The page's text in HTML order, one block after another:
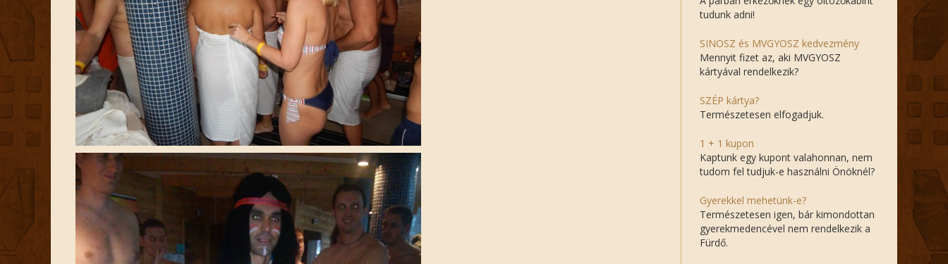
tudunk adni!
SINOSZ és MVGYOSZ kedvezmény
Mennyit fizet az, aki MVGYOSZ
kártyával rendelkezik?
SZÉP kártya?
Természetesen elfogadjuk.
1 + 1 kupon
Kaptunk egy kupont valahonnan, nem
tudom fel tudjuk-e használni Önöknél?
Gyerekkel mehetünk-e?
Természetesen igen, bár kimondottan
gyerekmedencével nem rendelkezik a
Fürdő.